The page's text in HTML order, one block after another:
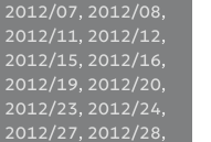
2012/07, 2012/08,
2012/11, 2012/12,
2012/15, 2012/16,
2012/19, 2012/20,
2012/23, 2012/24,
2012/27, 2012/28,